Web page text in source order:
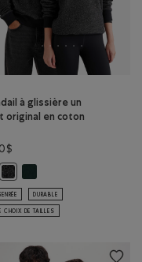
bio: NOIR Couleur
coton bio: POIVRE NOIR
en coton bio: VARSITY
à glissière un
original en coton
à glissière un quart
Chandail à glissière un quart
DURABLE
CHOIX DE TAILLES